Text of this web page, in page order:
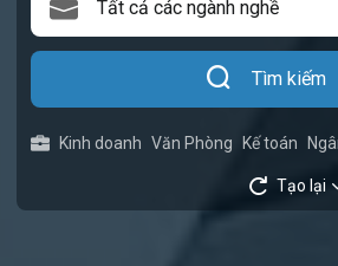
Tất cả các ngành nghề
Tìm kiếm
Kinh doanh Văn Phòng Kế toán
Tạo lại